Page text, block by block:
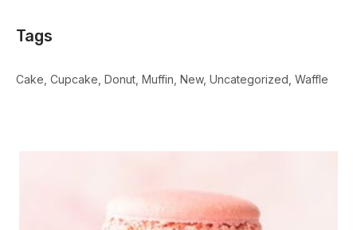
Tags
Cake Cupcake Donut Muffin New Uncategorized Waffle